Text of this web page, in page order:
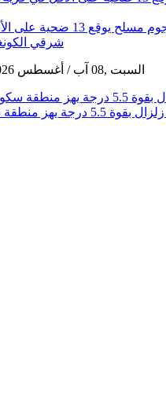
GMT 07:19 2026 السبت ,08 آب / أغسطس
منطقة سكوينتنا في ألاسكا